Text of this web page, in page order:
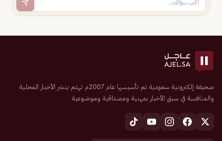
صحيفة إلكترونية سعودية تم تأسيسها عام 2007م تهتم بنشر الأخبار المحلية
والمنافسة في سبق الأخبار بمهنية ومصداقية وموضوعية